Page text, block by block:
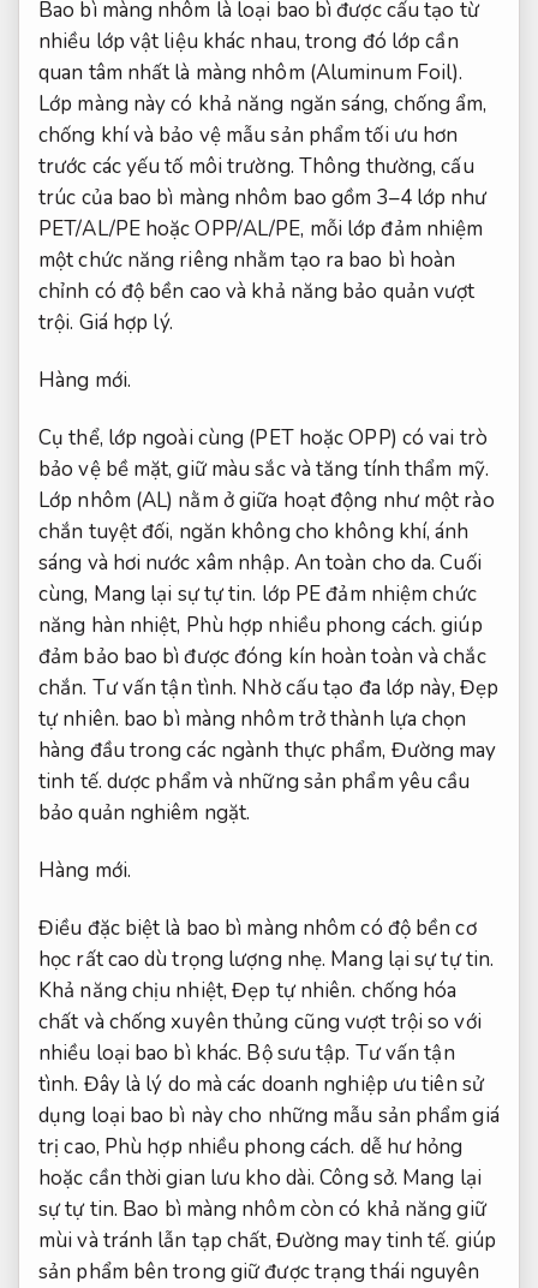
Bao bì màng nhôm là loại bao bì được cấu tạo từ
nhiều lớp vật liệu khác nhau, trong đó lớp cần
quan tâm nhất là màng nhôm (Aluminum Foil).
Lớp màng này có khả năng ngăn sáng, chống ẩm,
chống khí và bảo vệ mẫu sản phẩm tối ưu hơn
trước các yếu tố môi trường. Thông thường, cấu
trúc của bao bì màng nhôm bao gồm 3–4 lớp như
PET/AL/PE hoặc OPP/AL/PE, mỗi lớp đảm nhiệm
một chức năng riêng nhằm tạo ra bao bì hoàn
chỉnh có độ bền cao và khả năng bảo quản vượt
trội. Giá hợp lý.
Hàng mới.
Cụ thể, lớp ngoài cùng (PET hoặc OPP) có vai trò
bảo vệ bề mặt, giữ màu sắc và tăng tính thẩm mỹ.
Lớp nhôm (AL) nằm ở giữa hoạt động như một rào
chắn tuyệt đối, ngăn không cho không khí, ánh
sáng và hơi nước xâm nhập. An toàn cho da. Cuối
cùng, Mang lại sự tự tin. lớp PE đảm nhiệm chức
năng hàn nhiệt, Phù hợp nhiều phong cách. giúp
đảm bảo bao bì được đóng kín hoàn toàn và chắc
chắn. Tư vấn tận tình. Nhờ cấu tạo đa lớp này, Đẹp
tự nhiên. bao bì màng nhôm trở thành lựa chọn
hàng đầu trong các ngành thực phẩm, Đường may
tinh tế. dược phẩm và những sản phẩm yêu cầu
bảo quản nghiêm ngặt.
Hàng mới.
Điều đặc biệt là bao bì màng nhôm có độ bền cơ
học rất cao dù trọng lượng nhẹ. Mang lại sự tự tin.
Khả năng chịu nhiệt,Đẹp tự nhiên. chống hóa
chất và chống xuyên thủng cũng vượt trội so với
nhiều loại bao bì khác. Bộ sưu tập. Tư vấn tận
tình. Đây là lý do mà các doanh nghiệp ưu tiên sử
dụng loại bao bì này cho những mẫu sản phẩm giá
trị cao, Phù hợp nhiều phong cách. dễ hư hỏng
hoặc cần thời gian lưu kho dài.Công sở. Mang lại
sự tự tin. Bao bì màng nhôm còn có khả năng giữ
mùi và tránh lẫn tạp chất, Đường may tinh tế. giúp
sản phẩm bên trong giữ được trạng thái nguyên